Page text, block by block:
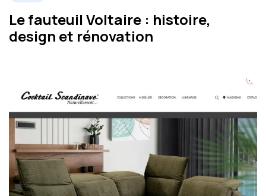
Le fauteuil Voltaire : histoire,
design et rénovation